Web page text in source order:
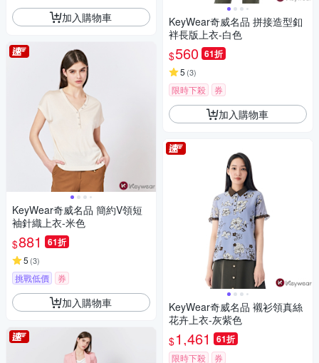
加入購物車
KeyWear奇威名品 簡約V領短
袖針織上衣-米色
$881 61折
5 (3)
挑戰低價 券
加入購物車
KeyWear奇威名品 拼接造型釦
袢長版上衣-白色
$560 61折
5 (3)
限時下殺 券
加入購物車
KeyWear奇威名品 襯衫領真絲
花卉上衣-灰紫色
$1,461 61折
限時下殺 券